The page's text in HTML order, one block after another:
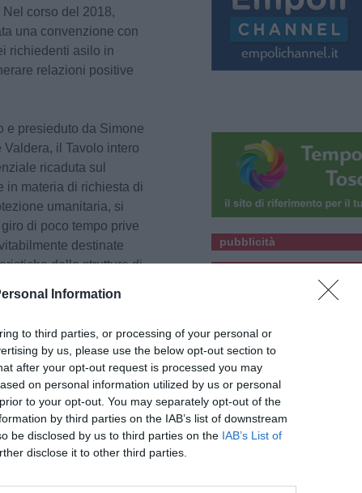
Information
to third parties, or processing of your personal or
by us, please use the below opt-out section to
after your opt-out request is processed you may
on personal information utilized by us or personal
to your opt-out. You may separately opt-out of the
by third parties on the IAB’s list of downstream
be disclosed by us to third parties on the IAB’s List of
disclose it to other third parties.
corso del 2018,
una convenzione con
richiedenti asilo in
relazioni positive
e presieduto da Simone
il Tavolo intero
ricaduta sul
in materia di richiesta di
umanitaria, si
di poco tempo prive
destinate
delle strutture di
di non creare strutture
di migranti, che
o di convivenza
nuove indicazioni
apparentemente
- di fatto
nei mesi passati –
il ‘non governo’ del
tra persone fuggite
pubblicità